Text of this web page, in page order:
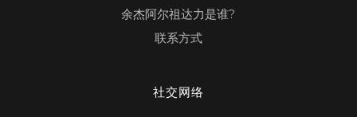
余杰阿尔祖达力是谁?
联系方式
社交网络